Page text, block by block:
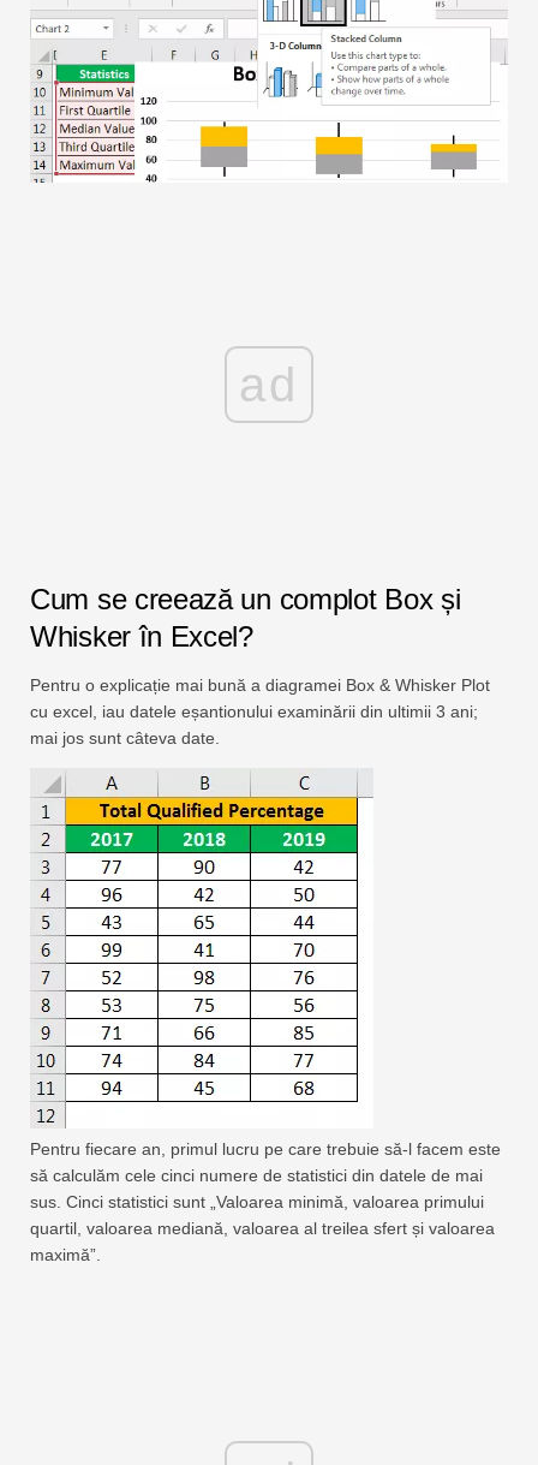
ad
Cum se creează un complot Box și
Whisker în Excel?
Pentru o explicație mai bună a diagramei Box & Whisker Plot
cu excel, iau datele eșantionului examinării din ultimii 3 ani;
mai jos sunt câteva date.
Pentru fiecare an, primul lucru pe care trebuie să-l facem este
să calculăm cele cinci numere de statistici din datele de mai
sus. Cinci statistici sunt „Valoarea minimă, valoarea primului
quartil, valoarea mediană, valoarea al treilea sfert și valoarea
maximă”.